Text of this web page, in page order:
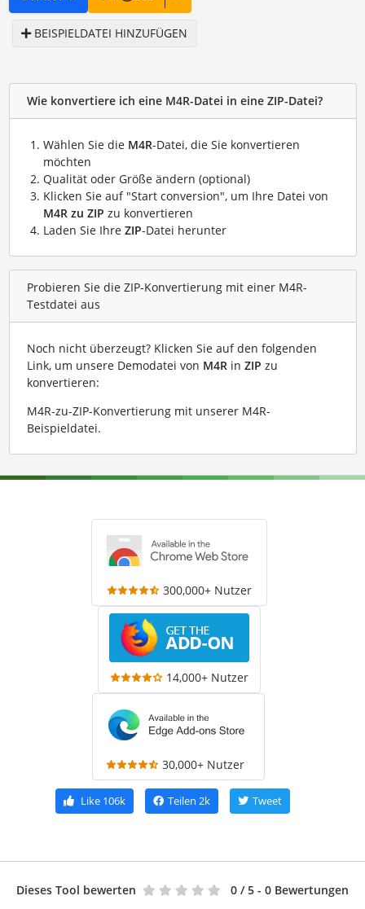
BEISPIELDATEI HINZUFÜGEN
Wie konvertiere ich eine M4R-Datei in eine ZIP-Datei?
Wählen Sie die M4R-Datei, die Sie konvertieren
möchten
Qualität oder Größe ändern (optional)
Klicken Sie auf "Start conversion", um Ihre Datei von
M4R zu ZIP zu konvertieren
Laden Sie Ihre ZIP-Datei herunter
Probieren Sie die ZIP-Konvertierung mit einer M4R-
Testdatei aus
Noch nicht überzeugt? Klicken Sie auf den folgenden
Link, um unsere Demodatei von M4R in ZIP zu
konvertieren:
M4R-zu-ZIP-Konvertierung mit unserer M4R-
Beispieldatei.
300,000+ Nutzer
14,000+ Nutzer
30,000+ Nutzer
Like 106k Teilen 2k Tweet
Dieses Tool bewerten 0 / 5 - 0 Bewertungen